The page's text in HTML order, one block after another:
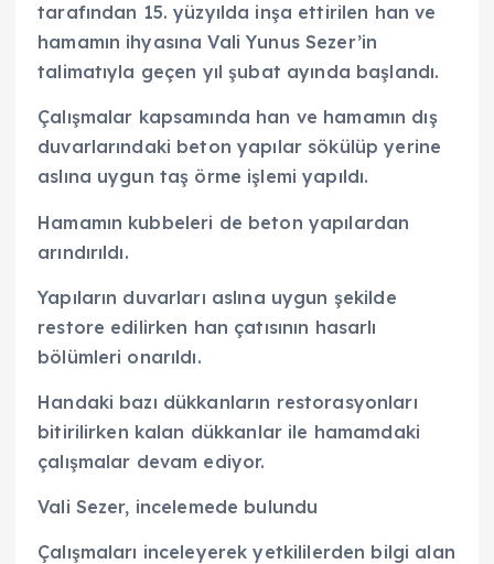
tarafından 15. yüzyılda inşa ettirilen han ve
hamamın ihyasına Vali Yunus Sezer’in
talimatıyla geçen yıl şubat ayında başlandı.
Çalışmalar kapsamında han ve hamamın dış
duvarlarındaki beton yapılar sökülüp yerine
aslına uygun taş örme işlemi yapıldı.
Hamamın kubbeleri de beton yapılardan
arındırıldı.
Yapıların duvarları aslına uygun şekilde
restore edilirken han çatısının hasarlı
bölümleri onarıldı.
Handaki bazı dükkanların restorasyonları
bitirilirken kalan dükkanlar ile hamamdaki
çalışmalar devam ediyor.
Vali Sezer, incelemede bulundu
Çalışmaları inceleyerek yetkililerden bilgi alan